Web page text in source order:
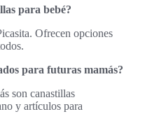
para bebé?
Ofrecen opciones
para futuras mamás?
son canastillas
y artículos para